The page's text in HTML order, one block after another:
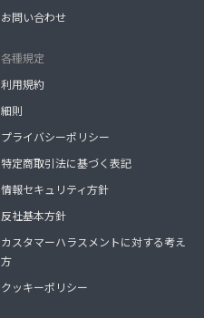
お問い合わせ
各種規定
利用規約
細則
プライバシーポリシー
特定商取引法に基づく表記
情報セキュリティ方針
反社基本方針
カスタマーハラスメントに対する考え
方
クッキーポリシー